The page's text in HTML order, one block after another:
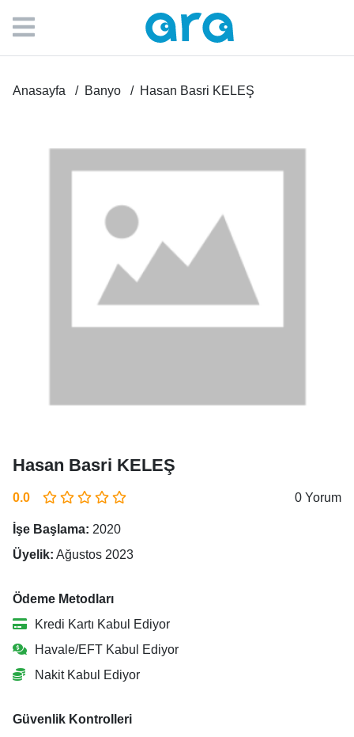
Anasayfa Banyo Hasan Basri KELEŞ
Hasan Basri KELEŞ
0.0 0 Yorum
İşe Başlama: 2020
Üyelik: Ağustos 2023
Ödeme Metodları
Kredi Kartı Kabul Ediyor
Havale/EFT Kabul Ediyor
Nakit Kabul Ediyor
Güvenlik Kontrolleri